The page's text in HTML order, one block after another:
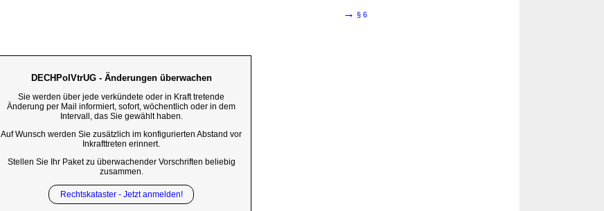
→ § 6
DECHPolVtrUG - Änderungen überwachen
Sie werden über jede verkündete oder in Kraft tretende
Änderung per Mail informiert, sofort, wöchentlich oder in dem
Intervall, das Sie gewählt haben.
Auf Wunsch werden Sie zusätzlich im konfigurierten Abstand vor
Inkrafttreten erinnert.
Stellen Sie Ihr Paket zu überwachender Vorschriften beliebig
zusammen.
Rechtskataster - Jetzt anmelden!